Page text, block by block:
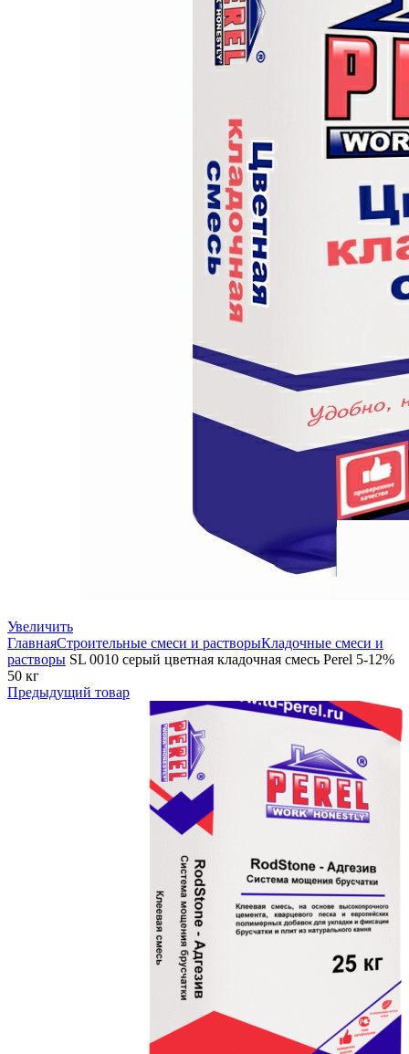
Увеличить
ГлавнаяСтроительные смеси и растворыКладочные смеси и
растворы SL 0010 серый цветная кладочная смесь Perel 5-12%
50 кг
Предыдущий товар